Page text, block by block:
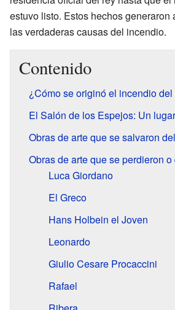
estuvo listo. Estos hechos generaron
las verdaderas causas del incendio.
Contenido
¿Cómo se originó el incendio
El Salón de los Espejos: Un
Obras de arte que se salvaron
Obras de arte que se perdieron
Luca Giordano
El Greco
Hans Holbein el Joven
Leonardo
Giulio Cesare Procaccini
Rafael